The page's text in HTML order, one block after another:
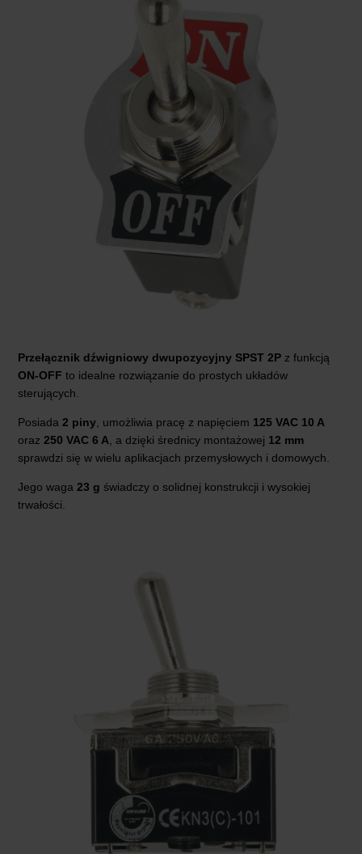
Przełącznik dźwigniowy dwupozycyjny SPST 2P z funkcją
ON-OFF to idealne rozwiązanie do prostych układów
sterujących.
Posiada 2 piny , umożliwia pracę z napięciem 125 VAC 10 A
oraz 250 VAC 6 A , a dzięki średnicy montażowej 12 mm
sprawdzi się w wielu aplikacjach przemysłowych i domowych.
Jego waga 23 g świadczy o solidnej konstrukcji i wysokiej
trwałości.